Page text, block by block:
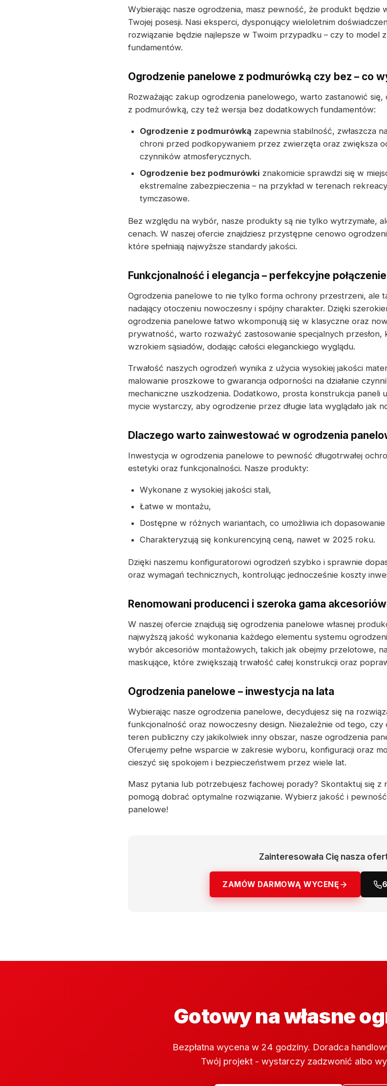
Wybierając nasze ogrodzenia, masz pewność, że produkt będzie
Twojej posesji. Nasi eksperci, dysponujący wieloletnim
rozwiązanie będzie najlepsze w Twoim przypadku – czy to model
fundamentów.
Ogrodzenie panelowe z podmurówką czy bez – co
Rozważając zakup ogrodzenia panelowego, warto zastanowić
z podmurówką, czy też wersja bez dodatkowych fundamentów:
Ogrodzenie z podmurówką zapewnia stabilność, zwłaszcza
chroni przed podkopywaniem przez zwierzęta oraz zwiększa
czynników atmosferycznych.
Ogrodzenie bez podmurówki znakomicie sprawdzi się w
ekstremalne zabezpieczenia – na przykład w terenach
tymczasowe.
Bez względu na wybór, nasze produkty są nie tylko wytrzymałe,
cenach. W naszej ofercie znajdziesz przystępne cenowo
które spełniają najwyższe standardy jakości.
Funkcjonalność i elegancja – perfekcyjne połączenie
Ogrodzenia panelowe to nie tylko forma ochrony przestrzeni, ale
nadający otoczeniu nowoczesny i spójny charakter. Dzięki
ogrodzenia panelowe łatwo wkomponują się w klasyczne oraz
prywatność, warto rozważyć zastosowanie specjalnych
wzrokiem sąsiadów, dodając całości eleganckiego wyglądu.
Trwałość naszych ogrodzeń wynika z użycia wysokiej jakości
malowanie proszkowe to gwarancja odporności na działanie
mechaniczne uszkodzenia. Dodatkowo, prosta konstrukcja paneli
mycie wystarczy, aby ogrodzenie przez długie lata wyglądało jak
Dlaczego warto zainwestować w ogrodzenia
Inwestycja w ogrodzenia panelowe to pewność długotrwałej
estetyki oraz funkcjonalności. Nasze produkty:
Wykonane z wysokiej jakości stali,
Łatwe w montażu,
Dostępne w różnych wariantach, co umożliwia ich
Charakteryzują się konkurencyjną ceną, nawet w 2025 roku.
Dzięki naszemu konfiguratorowi ogrodzeń szybko i sprawnie
oraz wymagań technicznych, kontrolując jednocześnie koszty
Renomowani producenci i szeroka gama akcesoriów
W naszej ofercie znajdują się ogrodzenia panelowe własnej
najwyższą jakość wykonania każdego elementu systemu
wybór akcesoriów montażowych, takich jak obejmy przelotowe,
maskujące, które zwiększają trwałość całej konstrukcji oraz
Ogrodzenia panelowe – inwestycja na lata
Wybierając nasze ogrodzenia panelowe, decydujesz się na
funkcjonalność oraz nowoczesny design. Niezależnie od tego,
teren publiczny czy jakikolwiek inny obszar, nasze ogrodzenia
Oferujemy pełne wsparcie w zakresie wyboru, konfiguracji oraz
cieszyć się spokojem i bezpieczeństwem przez wiele lat.
Masz pytania lub potrzebujesz fachowej porady? Skontaktuj się z
pomogą dobrać optymalne rozwiązanie. Wybierz jakość i
panelowe!
Zainteresowała Cię nasza
ZAMÓW DARMOWĄ WYCENĘ
Gotowy na własne
Bezpłatna wycena w 24 godziny. Doradca
Twój projekt - wystarczy zadzwonić albo